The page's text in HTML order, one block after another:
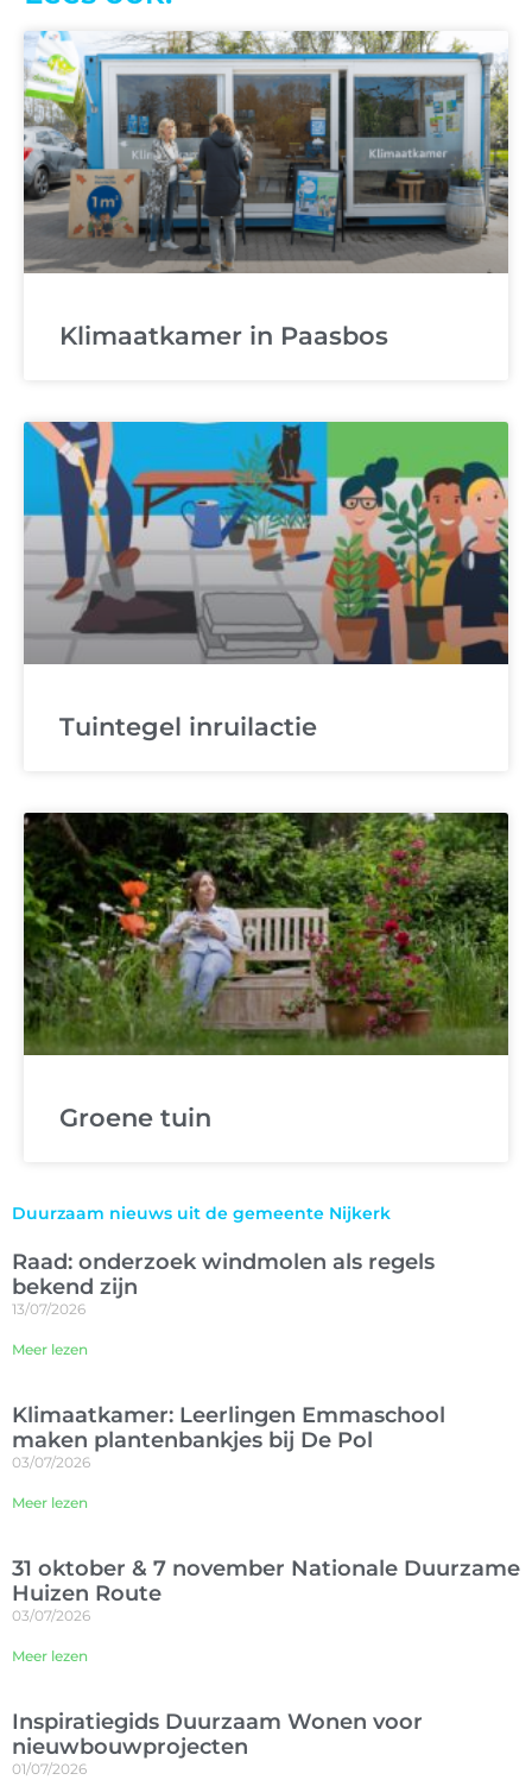
Klimaatkamer in Paasbos
Tuintegel inruilactie
Groene tuin
Duurzaam nieuws uit de gemeente Nijkerk
Raad: onderzoek windmolen als regels
bekend zijn
13/07/2026
Meer lezen
Klimaatkamer: Leerlingen Emmaschool
maken plantenbankjes bij De Pol
03/07/2026
Meer lezen
31 oktober & 7 november Nationale Duurzame
Huizen Route
03/07/2026
Meer lezen
Inspiratiegids Duurzaam Wonen voor
nieuwbouwprojecten
01/07/2026